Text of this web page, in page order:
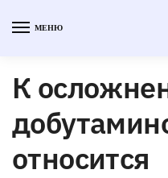
МЕНЮ
К
относится